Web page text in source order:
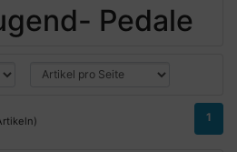
Pedale
1